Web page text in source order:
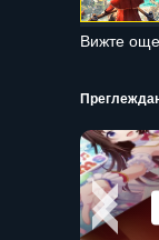
Вижте